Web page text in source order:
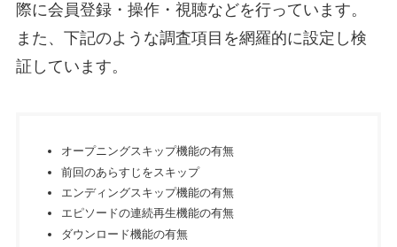
際に会員登録・操作・視聴などを行っています。
また、下記のような調査項目を網羅的に設定し検
証しています。
オープニングスキップ機能の有無
前回のあらすじをスキップ
エンディングスキップ機能の有無
エピソードの連続再生機能の有無
ダウンロード機能の有無